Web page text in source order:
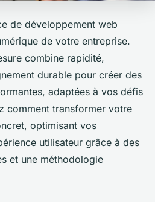
de développement web
de votre entreprise.
combine rapidité,
durable pour créer des
adaptées à vos défis
comment transformer votre
optimisant vos
utilisateur grâce à des
et une méthodologie